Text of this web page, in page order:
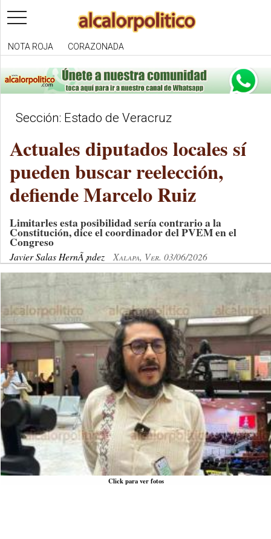
toggle
navigation
NOTA ROJA CORAZONADA
Sección: Estado de Veracruz
Actuales diputados locales sí
pueden buscar reelección,
defiende Marcelo Ruiz
Limitarles esta posibilidad sería contrario a la
Constitución, dice el coordinador del PVEM en el
Congreso
Javier Salas HernÃ¡ndez Xalapa, Ver. 03/06/2026
Click para ver fotos